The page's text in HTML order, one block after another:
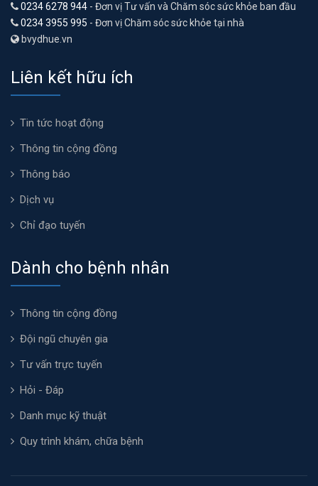
0234 6278 944 - Đơn vị Tư vấn và Chăm sóc sức khỏe ban đầu
0234 3955 995 - Đơn vị Chăm sóc sức khỏe tại nhà
bvydhue.vn
Liên kết hữu ích
Tin tức hoạt động
Thông tin cộng đồng
Thông báo
Dịch vụ
Chỉ đạo tuyến
Dành cho bệnh nhân
Thông tin cộng đồng
Đội ngũ chuyên gia
Tư vấn trực tuyến
Hỏi - Đáp
Danh mục kỹ thuật
Quy trình khám, chữa bệnh